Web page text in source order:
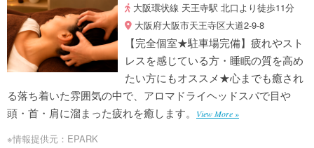
大阪環状線 天王寺駅 北口より徒歩11分
大阪府大阪市天王寺区大道2-9-8
【完全個室★駐車場完備】疲れやスト
レスを感じている方・睡眠の質を高め
たい方にもオススメ★心までも癒され
る落ち着いた雰囲気の中で、アロマドライヘッドスパで目や
頭・首・肩に溜まった疲れを癒します。
View More »
※情報提供元：EPARK